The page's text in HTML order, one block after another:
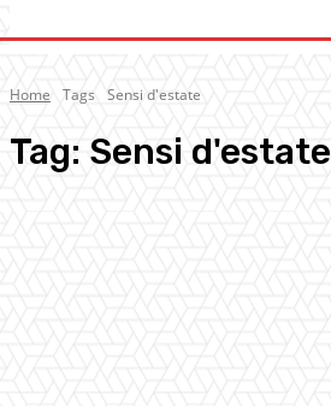
Home Tags Sensi d'estate
Tag: Sensi d'estate